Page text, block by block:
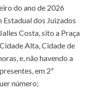
do ano de 2026
dos Juizados
Costa, sito a Praça
Alta, Cidade de
e, não havendo a
em 2ª
número;